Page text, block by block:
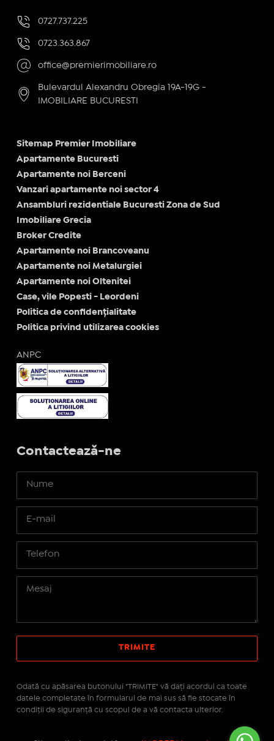
0727.737.225
0723.363.867
office@premierimobiliare.ro
Bulevardul Alexandru Obregia 19A-19G -
IMOBILIARE BUCURESTI
Sitemap Premier Imobiliare
Apartamente Bucuresti
Apartamente noi Berceni
Vanzari apartamente noi sector 4
Ansambluri rezidentiale Bucuresti Zona de Sud
Imobiliare Grecia
Broker Credite
Apartamente noi Brancoveanu
Apartamente noi Metalurgiei
Apartamente noi Oltenitei
Case, vile Popesti - Leordeni
Politica de confidențialitate
Politica privind utilizarea cookies
ANPC
Contactează-ne
Odată cu apăsarea butonului "TRIMITE" vă daţi acordul ca toate
datele completate în formularul de mai sus să fie stocate în
condiţii de siguranţă cu scopul de a vă contacta ulterior.